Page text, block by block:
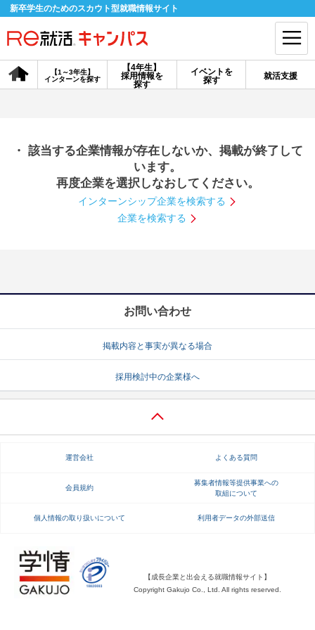
新卒学生のためのスカウト型就職情報サイト
【4年生】
採用情報を
探す
【1～3年生】
インターンを探す
イベントを
探す
就活支援
会員登録 ログイン
探す
【4年生】
説明会を探す
インターンを探す
就活ノウハウ・サポート
就活支援
就活ノウハウが満載！ お役立ち記事・相談室など
適職診断 就活チャンネル
・ 該当する企業情報が存在しないか、掲載が終了して
います。
再度企業を選択しなおしてください。
インターンシップ企業を検索する
企業を検索する
お問い合わせ
掲載内容と事実が異なる場合
採用検討中の企業様へ
運営会社 よくある質問
会員規約
募集者情報等提供事業への
取組について
個人情報の取り扱いについて 利用者データの外部送信
【成長企業と出会える就職情報サイト】
Copyright Gakujo Co., Ltd. All rights reserved.